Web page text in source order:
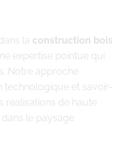
la construction bois
expertise pointue qui
Notre approche
technologique et savoir-
réalisations de haute
le paysage